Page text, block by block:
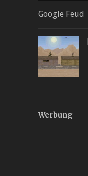
Google Feud
Werbung